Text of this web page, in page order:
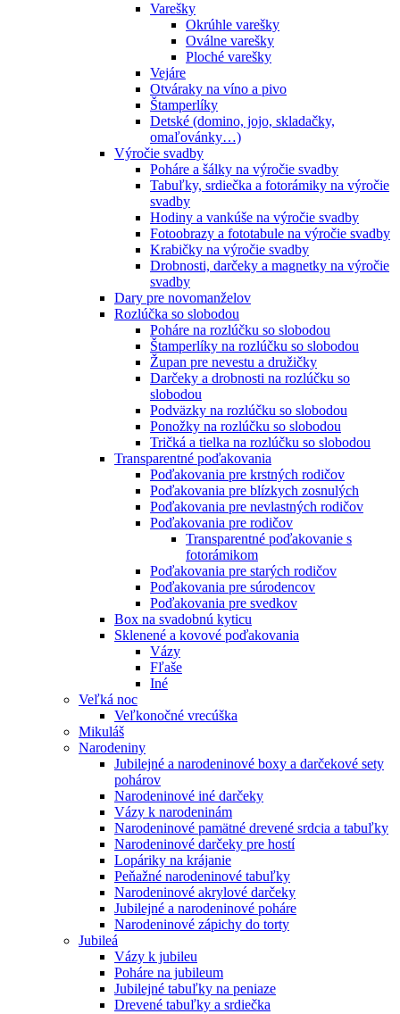
Varešky
Okrúhle varešky
Oválne varešky
Ploché varešky
Vejáre
Otváraky na víno a pivo
Štamperlíky
Detské (domino, jojo, skladačky,
omaľovánky…)
Výročie svadby
Poháre a šálky na výročie svadby
Tabuľky, srdiečka a fotorámiky na výročie
svadby
Hodiny a vankúše na výročie svadby
Fotoobrazy a fototabule na výročie svadby
Krabičky na výročie svadby
Drobnosti, darčeky a magnetky na výročie
svadby
Dary pre novomanželov
Rozlúčka so slobodou
Poháre na rozlúčku so slobodou
Štamperlíky na rozlúčku so slobodou
Župan pre nevestu a družičky
Darčeky a drobnosti na rozlúčku so
slobodou
Podväzky na rozlúčku so slobodou
Ponožky na rozlúčku so slobodou
Tričká a tielka na rozlúčku so slobodou
Transparentné poďakovania
Poďakovania pre krstných rodičov
Poďakovania pre blízkych zosnulých
Poďakovania pre nevlastných rodičov
Poďakovania pre rodičov
Transparentné poďakovanie s
fotorámikom
Poďakovania pre starých rodičov
Poďakovania pre súrodencov
Poďakovania pre svedkov
Box na svadobnú kyticu
Sklenené a kovové poďakovania
Vázy
Fľaše
Iné
Veľká noc
Veľkonočné vrecúška
Mikuláš
Narodeniny
Jubilejné a narodeninové boxy a darčekové sety
pohárov
Narodeninové iné darčeky
Vázy k narodeninám
Narodeninové pamätné drevené srdcia a tabuľky
Narodeninové darčeky pre hostí
Lopáriky na krájanie
Peňažné narodeninové tabuľky
Narodeninové akrylové darčeky
Jubilejné a narodeninové poháre
Narodeninové zápichy do torty
Jubileá
Vázy k jubileu
Poháre na jubileum
Jubilejné tabuľky na peniaze
Drevené tabuľky a srdiečka